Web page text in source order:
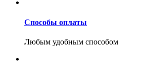
Способы оплаты
Любым удобным способом